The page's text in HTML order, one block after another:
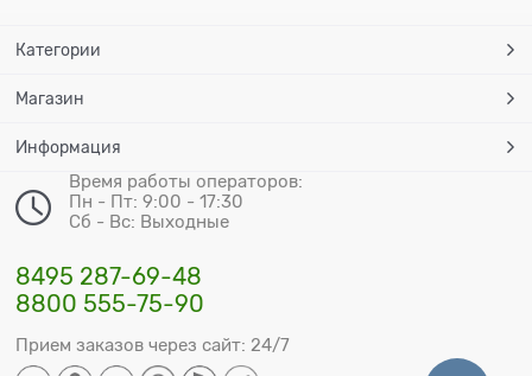
Категории
Магазин
Информация
Время работы операторов:
Пн - Пт: 9:00 - 17:30
Сб - Вс: Выходные
8495 287-69-48
8800 555-75-90
Прием заказов через сайт: 24/7